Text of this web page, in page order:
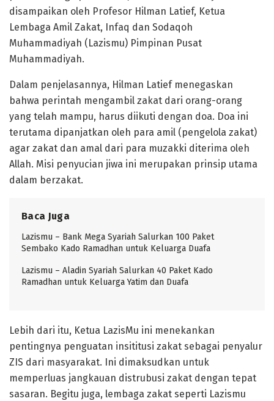
disampaikan oleh Profesor Hilman Latief, Ketua
Lembaga Amil Zakat, Infaq dan Sodaqoh
Muhammadiyah (Lazismu) Pimpinan Pusat
Muhammadiyah.
Dalam penjelasannya, Hilman Latief menegaskan
bahwa perintah mengambil zakat dari orang-orang
yang telah mampu, harus diikuti dengan doa. Doa ini
terutama dipanjatkan oleh para amil (pengelola zakat)
agar zakat dan amal dari para muzakki diterima oleh
Allah. Misi penyucian jiwa ini merupakan prinsip utama
dalam berzakat.
Baca Juga
Lazismu – Bank Mega Syariah Salurkan 100 Paket
Sembako Kado Ramadhan untuk Keluarga Duafa
Lazismu – Aladin Syariah Salurkan 40 Paket Kado
Ramadhan untuk Keluarga Yatim dan Duafa
Lebih dari itu, Ketua LazisMu ini menekankan
pentingnya penguatan insititusi zakat sebagai penyalur
ZIS dari masyarakat. Ini dimaksudkan untuk
memperluas jangkauan distrubusi zakat dengan tepat
sasaran. Begitu juga, lembaga zakat seperti Lazismu